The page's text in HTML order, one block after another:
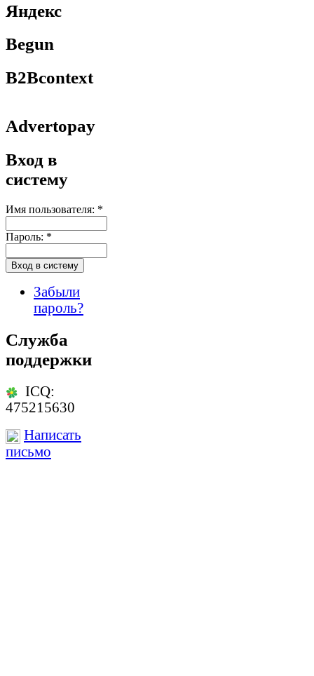
Яндекс
Begun
B2Bcontext
Advertopay
Вход в
систему
Имя пользователя: *
Пароль: *
Забыли
пароль?
Служба
поддержки
ICQ:
475215630
Написать
письмо